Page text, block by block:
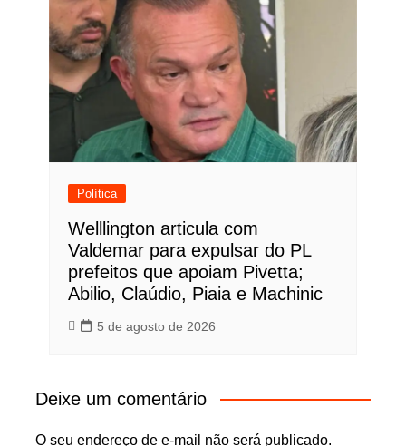
Política
Welllington articula com
Valdemar para expulsar do PL
prefeitos que apoiam Pivetta;
Abilio, Claúdio, Piaia e Machinic
5 de agosto de 2026
Deixe um comentário
O seu endereço de e-mail não será publicado.